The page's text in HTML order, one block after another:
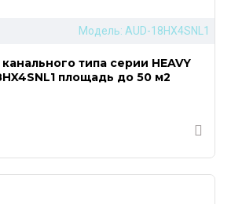
Модель: AUD-18HX4SNL1
типа серии HEAVY
площадь до 50 м2